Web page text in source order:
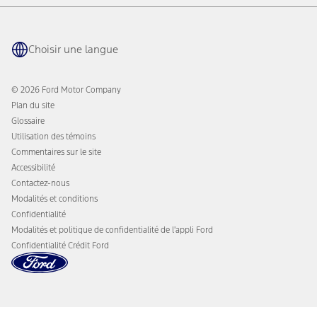
Accessoires
Recharge de VÉ
L'application Ford
Ford sur la route
Choisir une langue
© 2026 Ford Motor Company
Plan du site
Glossaire
Utilisation des témoins
Commentaires sur le site
Accessibilité
Contactez-nous
Modalités et conditions
Confidentialité
Modalités et politique de confidentialité de l'appli Ford
Confidentialité Crédit Ford